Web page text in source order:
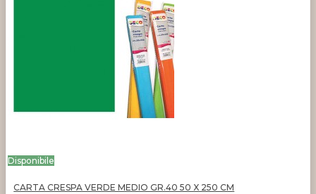
Disponibile
CARTA CRESPA VERDE MEDIO GR.40 50 X 250 CM